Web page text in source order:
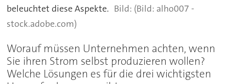
beleuchtet diese Aspekte.
(Bild: alho007 -
stock.adobe.com)
Worauf müssen Unternehmen achten, wenn
Sie ihren Strom selbst produzieren wollen?
Welche Lösungen es für die drei wichtigsten